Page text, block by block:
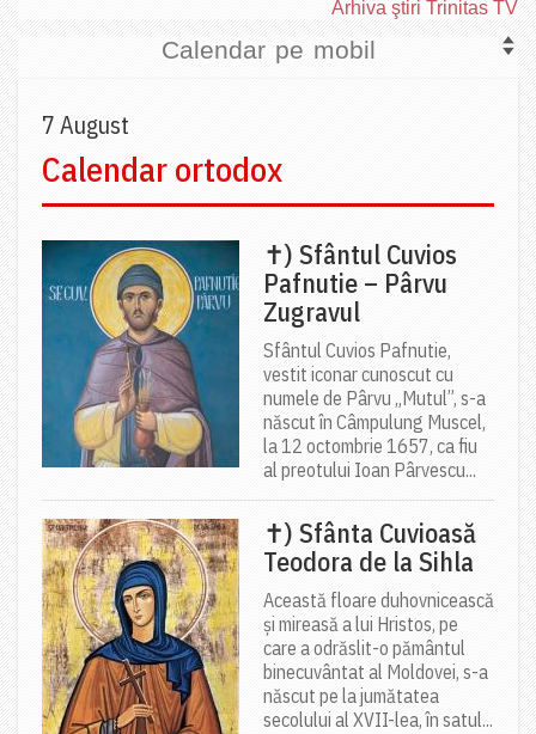
Arhiva ştiri Trinitas TV
Calendar pe mobil
7 August
Calendar ortodox
✝) Sfântul Cuvios
Pafnutie – Pârvu
Zugravul
Sfântul Cuvios Pafnutie,
vestit iconar cunoscut cu
numele de Pârvu „Mutul”, s-a
născut în Câmpulung Muscel,
la 12 octombrie 1657, ca fiu
al preotului Ioan Pârvescu...
✝) Sfânta Cuvioasă
Teodora de la Sihla
Această floare duhovnicească
și mireasă a lui Hristos, pe
care a odrăslit-o pământul
binecuvântat al Moldovei, s-a
născut pe la jumătatea
secolului al XVII-lea, în satul...